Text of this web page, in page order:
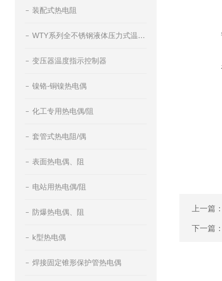
装配式热电阻
WTY系列全不锈钢液体压力式温度计
变压器温度指示控制器
镍铬-铜镍热电偶
化工专用热电偶/阻
套管式热电阻/偶
表面热电偶、阻
电站用热电偶/阻
防爆热电偶、阻
k型热电偶
焊接固定锥形保护管热电偶
上一篇
下一篇